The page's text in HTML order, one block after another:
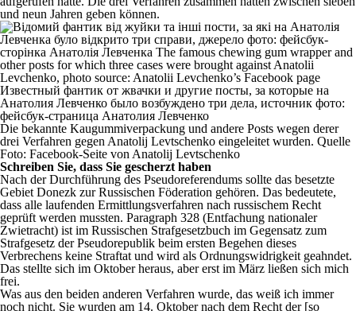
und neun Jahren geben können.
Die bekannte Kaugummiverpackung und andere Posts wegen derer
drei Verfahren gegen Anatolij Levtschenko eingeleitet wurden. Quelle
Foto: Facebook-Seite von Anatolij Levtschenko
Schreiben Sie, dass Sie gescherzt haben
Nach der Durchführung des Pseudoreferendums sollte das besetzte
Gebiet Donezk zur Russischen Föderation gehören. Das bedeutete,
dass alle laufenden Ermittlungsverfahren nach russischem Recht
geprüft werden mussten. Paragraph 328 (Entfachung nationaler
Zwietracht) ist im Russischen Strafgesetzbuch im Gegensatz zum
Strafgesetz der Pseudorepublik beim ersten Begehen dieses
Verbrechens keine Straftat und wird als Ordnungswidrigkeit geahndet.
Das stellte sich im Oktober heraus, aber erst im März ließen sich mich
frei.
Was aus den beiden anderen Verfahren wurde, das weiß ich immer
noch nicht. Sie wurden am 14. Oktober nach dem Recht der [so